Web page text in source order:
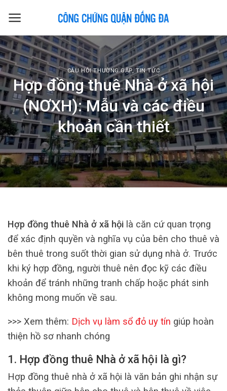
CÂU HỎI THƯỜNG GẶP,TIN TỨC
Hợp đồng thuê Nhà ở xã hội
(NƠXH): Mẫu và các điều
khoản cần thiết
Hợp đồng thuê Nhà ở xã hội là căn cứ quan trọng
để xác định quyền và nghĩa vụ của bên cho thuê và
bên thuê trong suốt thời gian sử dụng nhà ở. Trước
khi ký hợp đồng, người thuê nên đọc kỹ các điều
khoản để tránh những tranh chấp hoặc phát sinh
không mong muốn về sau.
>>> Xem thêm: Dịch vụ làm sổ đỏ uy tín giúp hoàn
thiện hồ sơ nhanh chóng
1. Hợp đồng thuê Nhà ở xã hội là gì?
Hợp đồng thuê nhà ở xã hội là văn bản ghi nhận sự